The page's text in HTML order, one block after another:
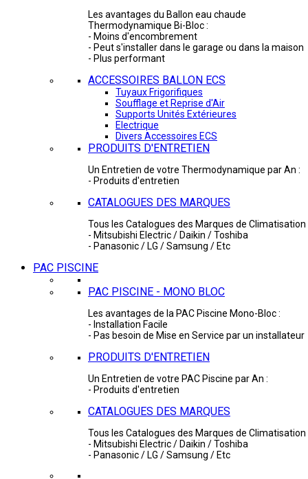
Les avantages du Ballon eau chaude
Thermodynamique Bi-Bloc :
- Moins d'encombrement
- Peut s'installer dans le garage ou dans la maison
- Plus performant
ACCESSOIRES BALLON ECS
Tuyaux Frigorifiques
Soufflage et Reprise d'Air
Supports Unités Extérieures
Electrique
Divers Accessoires ECS
PRODUITS D'ENTRETIEN
Un Entretien de votre Thermodynamique par An :
- Produits d'entretien
CATALOGUES DES MARQUES
Tous les Catalogues des Marques de Climatisation
- Mitsubishi Electric / Daikin / Toshiba
- Panasonic / LG / Samsung / Etc
PAC PISCINE
PAC PISCINE - MONO BLOC
Les avantages de la PAC Piscine Mono-Bloc :
- Installation Facile
- Pas besoin de Mise en Service par un installateur
PRODUITS D'ENTRETIEN
Un Entretien de votre PAC Piscine par An :
- Produits d'entretien
CATALOGUES DES MARQUES
Tous les Catalogues des Marques de Climatisation
- Mitsubishi Electric / Daikin / Toshiba
- Panasonic / LG / Samsung / Etc